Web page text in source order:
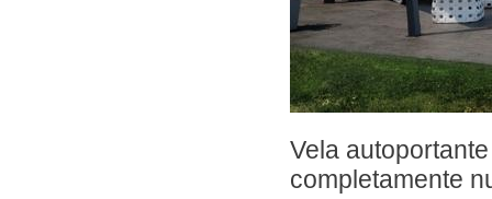
Vela
completamente